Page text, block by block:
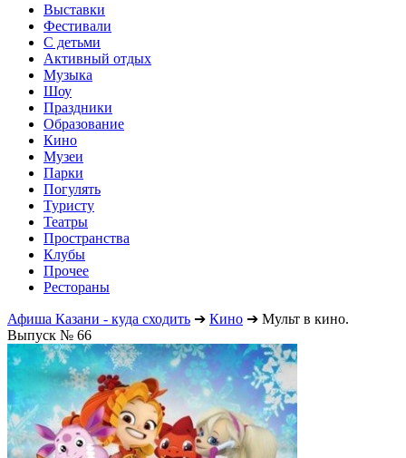
Выставки
Фестивали
С детьми
Активный отдых
Музыка
Шоу
Праздники
Образование
Кино
Музеи
Парки
Погулять
Туристу
Театры
Пространства
Клубы
Прочее
Рестораны
Афиша Казани - куда сходить ➔ Кино ➔ Мульт в кино.
Выпуск № 66